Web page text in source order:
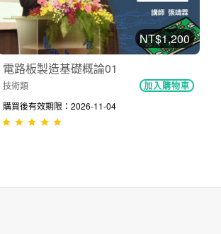
NT$1,200
電路板製造基礎概論01
技術類 加入購物車
購買後有效期限：2026-11-04